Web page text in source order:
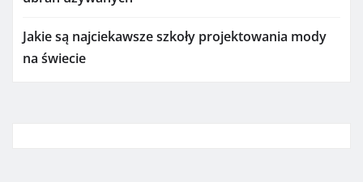
Jakie są najciekawsze szkoły projektowania mody
na świecie